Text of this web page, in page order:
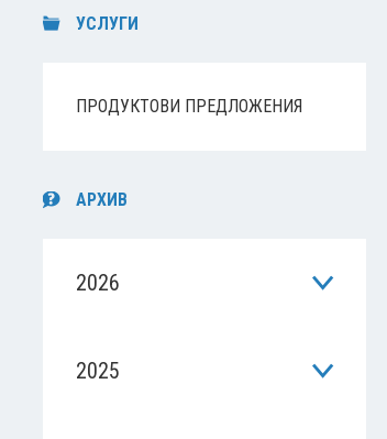
УСЛУГИ
ПРОДУКТОВИ ПРЕДЛОЖЕНИЯ
АРХИВ
2026
2025